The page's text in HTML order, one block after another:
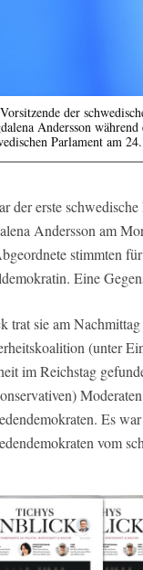
der
Andersson
Parlament am
der erste
Andersson am
stimmten
Eine
trat sie am
(unter
im Reichstag
Es
vom